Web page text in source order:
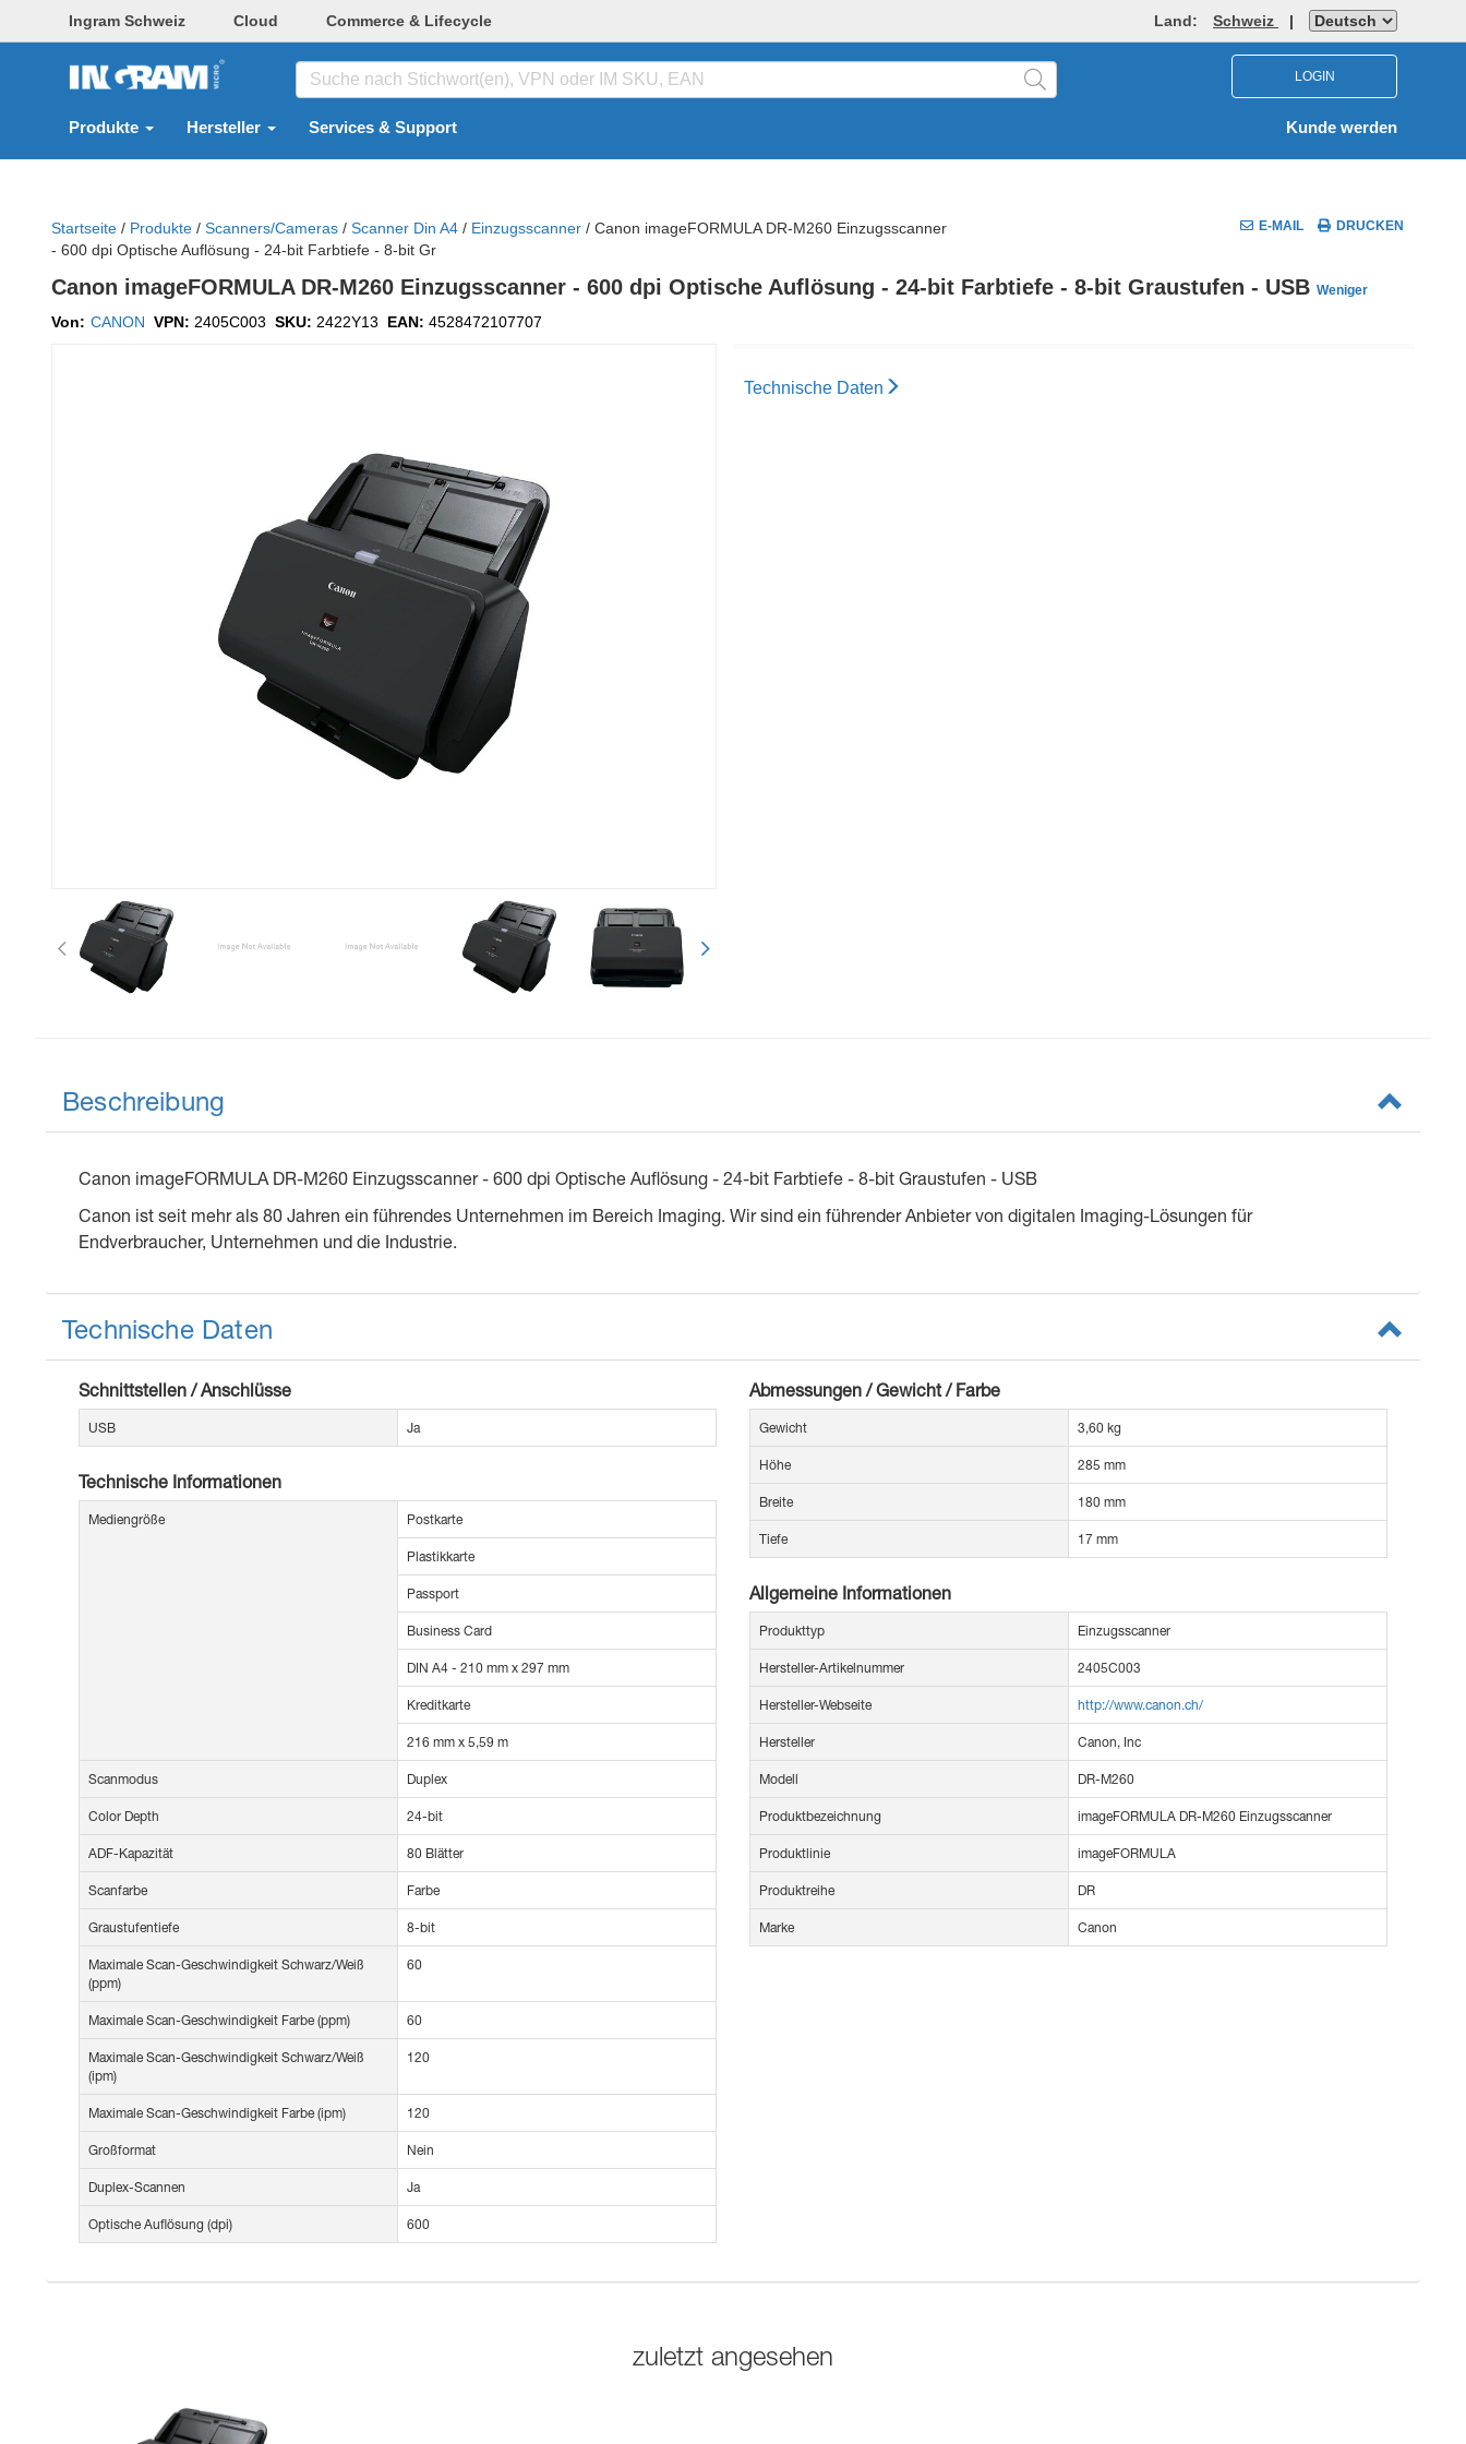
Ingram Schweiz Cloud Commerce & Lifecycle Land: Schweiz |
LOGIN
Produkte Hersteller Services & Support Kunde werden
Startseite / Produkte / Scanners/cameras / Scanner Din A4 / Einzugsscanner / Canon imageFORMULA DR-M260 Einzugsscanner
- 600 dpi Optische Auflösung - 24-bit Farbtiefe - 8-bit Gr
E-MAIL DRUCKEN
Canon imageFORMULA DR-M260 Einzugsscanner - 600 dpi Optische Auflösung - 24-bit Farbtiefe - 8-bit Graustufen - USB Weniger
Von: CANON VPN: 2405C003 SKU: 2422Y13 EAN: 4528472107707
Bisherige
Technische Daten
Beschreibung
Canon imageFORMULA DR-M260 Einzugsscanner - 600 dpi Optische Auflösung - 24-bit Farbtiefe - 8-bit Graustufen - USB
Canon ist seit mehr als 80 Jahren ein führendes Unternehmen im Bereich Imaging. Wir sind ein führender Anbieter von digitalen Imaging-Lösungen für
Endverbraucher, Unternehmen und die Industrie.
Technische Daten
Schnittstellen / Anschlüsse
USB Ja
Technische Informationen
Mediengröße Postkarte
Plastikkarte
Passport
Business Card
DIN A4 - 210 mm x 297 mm
Kreditkarte
216 mm x 5,59 m
Scanmodus Duplex
Color Depth 24-bit
ADF-Kapazität 80 Blätter
Scanfarbe Farbe
Graustufentiefe 8-bit
Maximale Scan-Geschwindigkeit Schwarz/Weiß
(ppm)
60
Maximale Scan-Geschwindigkeit Farbe (ppm) 60
Maximale Scan-Geschwindigkeit Schwarz/Weiß
(ipm)
120
Maximale Scan-Geschwindigkeit Farbe (ipm) 120
Großformat Nein
Duplex-Scannen Ja
Optische Auflösung (dpi) 600
Abmessungen / Gewicht / Farbe
Gewicht 3,60 kg
Höhe 285 mm
Breite 180 mm
Tiefe 17 mm
Allgemeine Informationen
Produkttyp Einzugsscanner
Hersteller-Artikelnummer 2405C003
Hersteller-Webseite http://www.canon.ch/
Hersteller Canon, Inc
Modell DR-M260
Produktbezeichnung imageFORMULA DR-M260 Einzugsscanner
Produktlinie imageFORMULA
Produktreihe DR
Marke Canon
zuletzt angesehen